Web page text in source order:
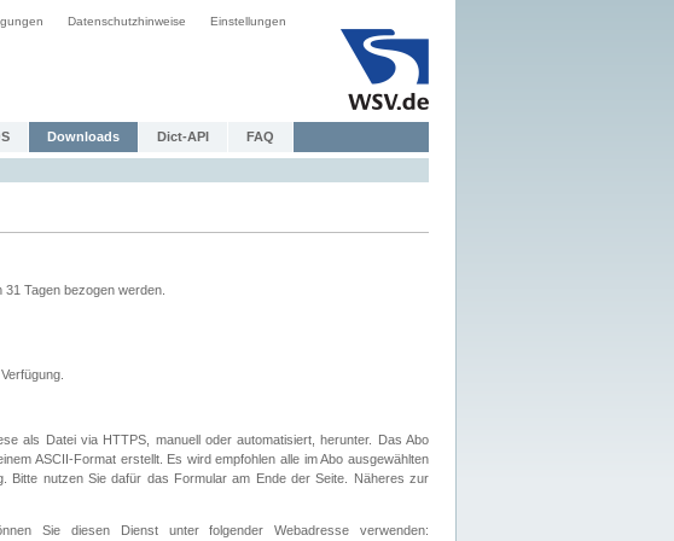
Datenschutzhinweise Einstellungen
Downloads Dict-API FAQ
Tagen bezogen werden.
als Datei via HTTPS, manuell oder automatisiert, herunter. Das Abo
ASCII-Format erstellt. Es wird empfohlen alle im Abo ausgewählten
Bitte nutzen Sie dafür das Formular am Ende der Seite. Näheres zur
Sie diesen Dienst unter folgender Webadresse verwenden: